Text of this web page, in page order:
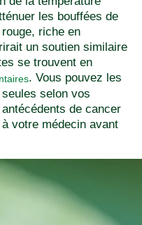
les bouffées de
riche en
un soutien similaire
se trouvent en
. Vous pouvez les
selon vos
de cancer
votre médecin avant